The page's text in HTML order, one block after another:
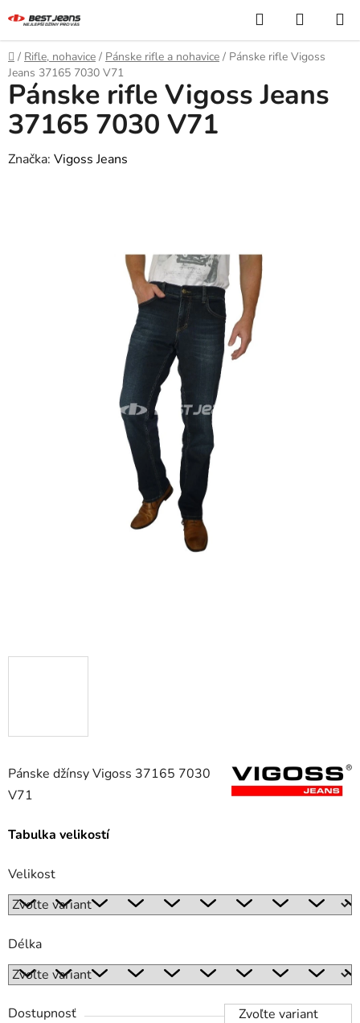
na
obsah
Hľadať
KOŠÍK
Domov
/ Rifle, nohavice / Pánske rifle a nohavice / Pánske rifle Vigoss
Jeans 37165 7030 V71
Pánske džínsy Vigoss 37165 7030
V71
Tabulka velikostí
Velikost
Délka
Dostupnosť
Zvoľte variant
Pánske rifle Vigoss Jeans
37165 7030 V71
Značka: Vigoss Jeans